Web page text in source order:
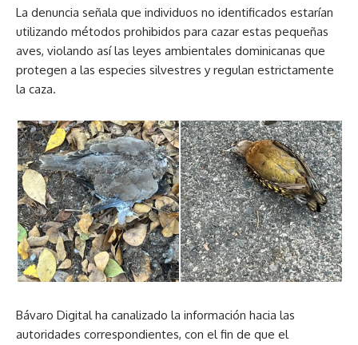
La denuncia señala que individuos no identificados estarían
utilizando métodos prohibidos para cazar estas pequeñas
aves, violando así las leyes ambientales dominicanas que
protegen a las especies silvestres y regulan estrictamente
la caza.
Bávaro Digital ha canalizado la información hacia las
autoridades correspondientes, con el fin de que el